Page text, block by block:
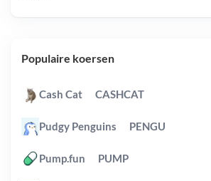
Populaire koersen
Cash Cat CASHCAT
Pudgy Penguins PENGU
Pump.fun PUMP